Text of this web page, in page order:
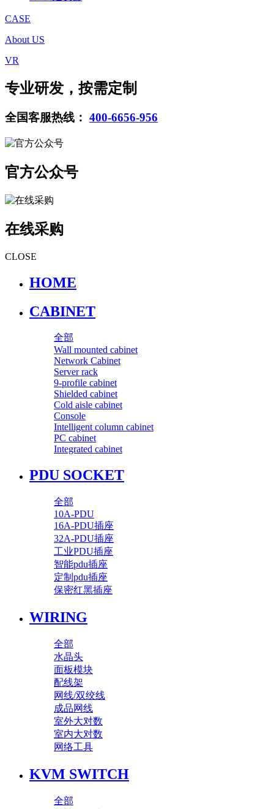
CASE
About US
VR
专业研发，按需定制
全国客服热线： 400-6656-956
官方公众号
在线采购
CLOSE
HOME
CABINET
全部
Wall mounted cabinet
Network Cabinet
Server rack
9-profile cabinet
Shielded cabinet
Cold aisle cabinet
Console
Intelligent column cabinet
PC cabinet
Integrated cabinet
PDU SOCKET
全部
10A-PDU
16A-PDU插座
32A-PDU插座
工业PDU插座
智能pdu插座
定制pdu插座
保密红黑插座
WIRING
全部
水晶头
面板模块
配线架
网线/双绞线
成品网线
室外大对数
室内大对数
网络工具
KVM SWITCH
全部